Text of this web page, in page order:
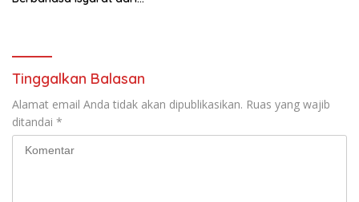
Tinggalkan Balasan
Alamat email Anda tidak akan dipublikasikan. Ruas yang wajib
ditandai *